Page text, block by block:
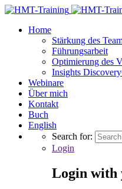
Home
Stärkung des
Führungsarbeit
Optimierung des
Insights
Webinare
Über mich
Kontakt
Buch
English
Search for:
Login
Login with